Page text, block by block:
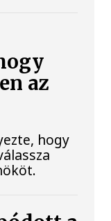
az
hogy